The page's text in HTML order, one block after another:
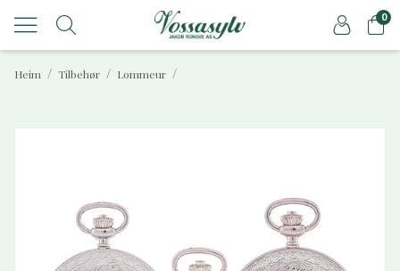
0
/
Heim /
Tilbehør /
Lommeur